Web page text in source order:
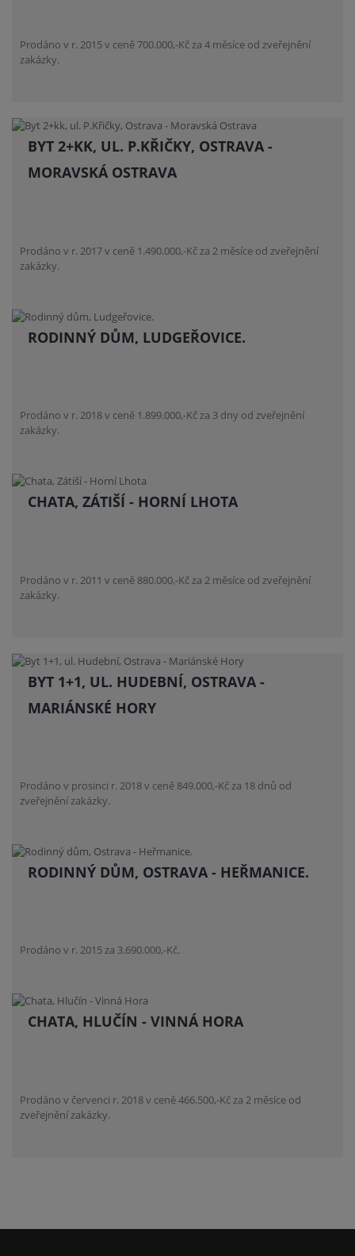
Prodáno v r. 2015 v ceně 700.000,-Kč za 4 měsíce od zveřejnění
zakázky.
BYT 2+KK, UL. P.KŘIČKY, OSTRAVA -
MORAVSKÁ OSTRAVA
Prodáno v r. 2017 v ceně 1.490.000,-Kč za 2 měsíce od zveřejnění
zakázky.
RODINNÝ DŮM, LUDGEŘOVICE.
Prodáno v r. 2018 v ceně 1.899.000,-Kč za 3 dny od zveřejnění
zakázky.
CHATA, ZÁTIŠÍ - HORNÍ LHOTA
Prodáno v r. 2011 v ceně 880.000,-Kč za 2 měsíce od zveřejnění
zakázky.
BYT 1+1, UL. HUDEBNÍ, OSTRAVA -
MARIÁNSKÉ HORY
Prodáno v prosinci r. 2018 v ceně 849.000,-Kč za 18 dnů od
zveřejnění zakázky.
RODINNÝ DŮM, OSTRAVA - HEŘMANICE.
Prodáno v r. 2015 za 3.690.000,-Kč.
CHATA, HLUČÍN - VINNÁ HORA
Prodáno v červenci r. 2018 v ceně 466.500,-Kč za 2 měsíce od
zveřejnění zakázky.